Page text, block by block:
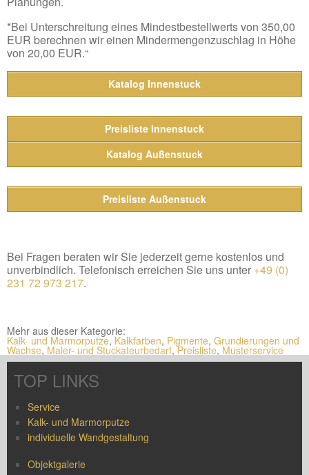
*Bei Unterschreitung eines Mindestbestellwerts von 350,00
EUR berechnen wir einen Mindermengenzuschlag in Höhe
von 20,00 EUR.“
Katalog Innenstuck
Preisliste Innenstuck
Katalog Außenstuck
Preisliste Außenstuck
Bei Fragen beraten wir Sie jederzeit gerne kostenlos und
unverbindlich. Telefonisch erreichen Sie uns unter +49 (0)
231 72 973 217.
Mehr aus dieser Kategorie:
Kalk- und Marmorputze, Kalkfarben, Pigmente, Grundierungen und
Wachse, Maler- und Stuckateurbedarf,Preisliste, Musterservice
TOP LINKS
Service
Kalk- und Marmorputze
individuelle Wandgestaltung
Objektgalerie